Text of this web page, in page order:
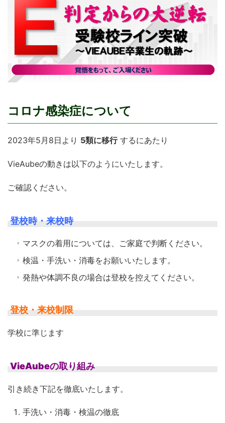
コロナ感染症について
2023年5月8日より 5類に移行 するにあたり
VieAubeの動きは以下のようにいたします。
ご確認ください。
登校時・来校時
マスクの着用については、ご家庭で判断ください。
検温・手洗い・消毒をお願いいたします。
発熱や体調不良の場合は登校を控えてください。
登校・来校制限
学校に準じます
VieAubeの取り組み
引き続き下記を徹底いたします。
手洗い・消毒・検温の徹底